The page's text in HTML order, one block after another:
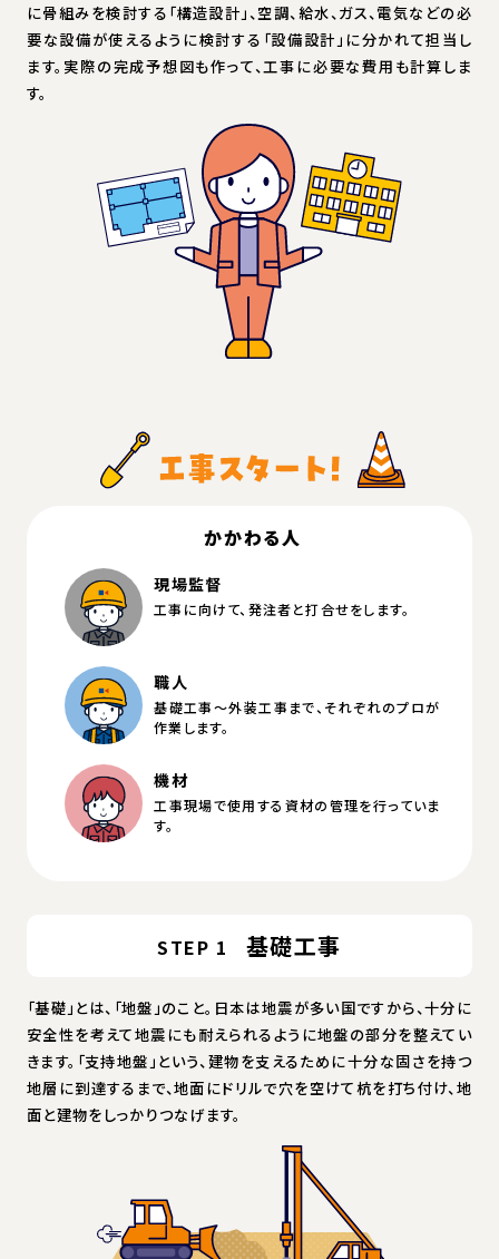
に骨組みを検討する「構造設計」、空調、給水、ガス、電気などの必
要な設備が使えるように検討する「設備設計」に分かれて担当し
ます。実際の完成予想図も作って、工事に必要な費用も計算しま
す。
かかわる人
現場監督
工事に向けて、発注者と打合せをします。
職人
基礎工事～外装工事まで、それぞれのプロが
作業します。
機材
工事現場で使用する資材の管理を行っていま
す。
STEP 1 基礎工事
「基礎」とは、「地盤」のこと。日本は地震が多い国ですから、十分に
安全性を考えて地震にも耐えられるように地盤の部分を整えてい
きます。「支持地盤」という、建物を支えるために十分な固さを持つ
地層に到達するまで、地面にドリルで穴を空けて杭を打ち付け、地
面と建物をしっかりつなげます。